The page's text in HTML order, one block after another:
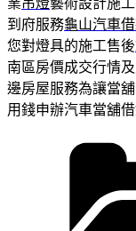
到府服務龜山汽車
您對燈具的施工售後
南區房價成交行情
邊房屋服務為讓當
用錢申辦汽車當舖